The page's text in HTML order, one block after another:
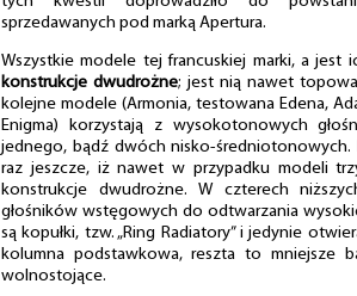
sprzedawanych pod marką Apertura.
Wszystkie modele tej francuskiej marki, a jest
konstrukcje dwudrożne; jest nią nawet
kolejne modele (Armonia, testowana Edena,
Enigma) korzystają z wysokotonowych
jednego, bądź dwóch nisko-średniotonowych.
raz jeszcze, iż nawet w przypadku modeli
konstrukcje dwudrożne. W czterech
głośników wstęgowych do odtwarzania
są kopułki, tzw. „Ring Radiatory” i jedynie
kolumna podstawkowa, reszta to mniejsze
wolnostojące.